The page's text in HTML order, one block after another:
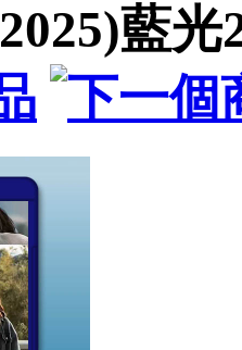
藍光